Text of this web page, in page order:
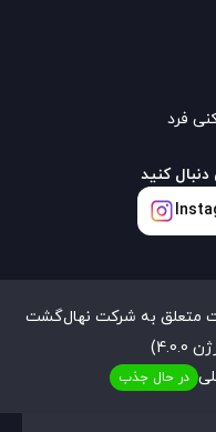
فرد
کنید
متعلق به شرکت نهال‌گشت
در حال جذب